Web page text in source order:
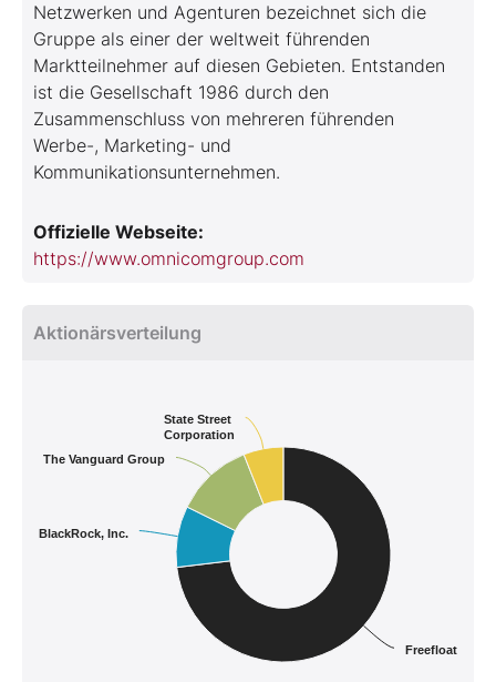
Netzwerken und Agenturen bezeichnet sich die
Gruppe als einer der weltweit führenden
Marktteilnehmer auf diesen Gebieten. Entstanden
ist die Gesellschaft 1986 durch den
Zusammenschluss von mehreren führenden
Werbe-, Marketing- und
Kommunikationsunternehmen.
Offizielle Webseite:
https://www.omnicomgroup.com
Aktionärsverteilung
Freefloat
BlackRock, Inc.
The Vanguard Group
State Street
Corporation